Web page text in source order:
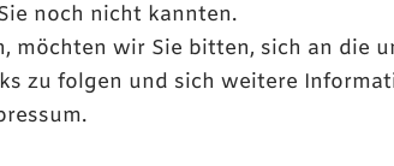
noch nicht kannten.
möchten wir Sie bitten, sich an die
zu folgen und sich weitere